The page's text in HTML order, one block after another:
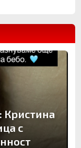
Кристина
с